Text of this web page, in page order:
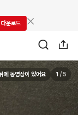
운로드
에 동영상이 있어요 1 /5